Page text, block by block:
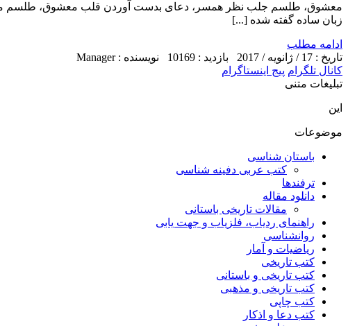
معشوق، طلسم جلب نظر همسر، دعای بدست آوردن قلب معشوق، طلسم معشوق
زبان ساده گفته شده [...]
ادامه مطلب
تاریخ : 17 / ژانویه / 2017
بازدید : 10169
نویسنده : Manager
کانال تلگرام پیج اینستاگرام
تبلیغات متنی
این
موضوعات
باستان شناسی
کتب عربی دفینه شناسی
ترفندها
دانلود مقاله
مقالات تاریخی باستانی
راهنمای ردیاب، فلزیاب و جهت یابی
روانشناسی
ریاضیات و آمار
کتب تاریخی
کتب تاریخی و باستانی
کتب تاریخی و مذهبی
کتب چاپی
کتب دعا و اذکار